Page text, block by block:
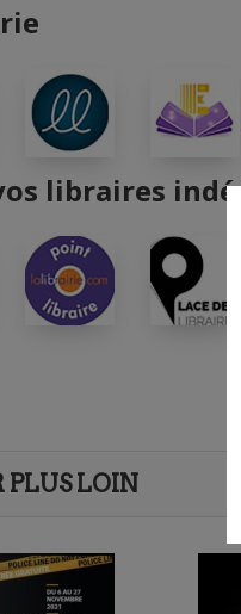
libraires
PLUS LOIN